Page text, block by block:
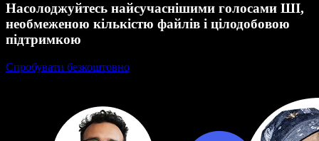
Насолоджуйтесь найсучаснішими голосами ШІ,
необмеженою кількістю файлів і цілодобовою
підтримкою
Спробувати безкоштовно